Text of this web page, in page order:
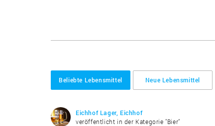
Beliebte Lebensmittel Neue Lebensmittel
Eichhof Lager, Eichhof
veröffentlicht in der Kategorie "Bier"